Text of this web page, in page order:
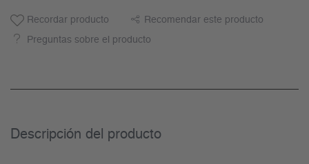
Recordar producto Recomendar este producto
Preguntas sobre el producto
Descripción del producto